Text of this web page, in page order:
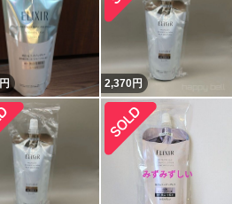
円 2,370円